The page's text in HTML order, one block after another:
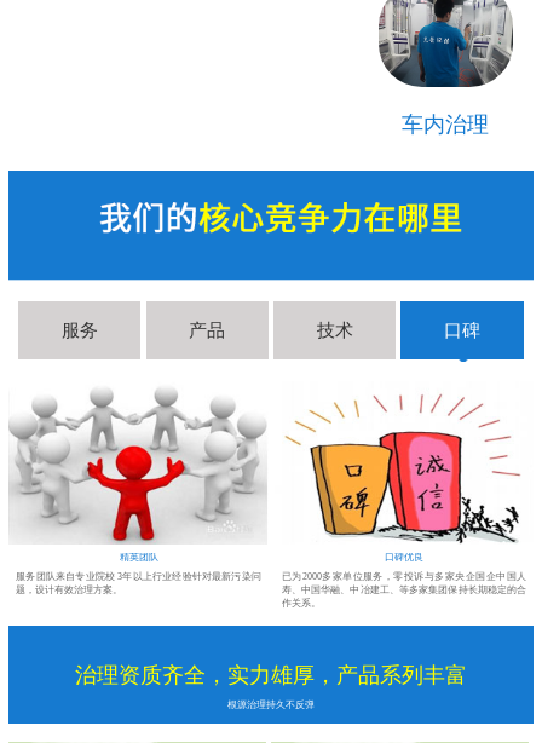
车内治理
服务 产品 技术 口碑
精英团队
服务团队来自专业院校 3年以上行业经验针对最新污染问
题，设计有效治理方案。
口碑优良
已为2000多家单位服务，零投诉与多家央企国企中国人
寿、中国华融、中冶建工、等多家集团保持长期稳定的合
作关系。
治理资质齐全，实力雄厚，产品系列丰富
根源治理持久不反弹